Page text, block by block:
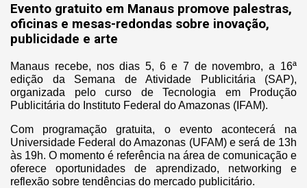
Evento gratuito em Manaus promove palestras,
oficinas e mesas-redondas sobre inovação,
publicidade e arte
Manaus recebe, nos dias 5, 6 e 7 de novembro, a 16ª
edição da Semana de Atividade Publicitária (SAP),
organizada pelo curso de Tecnologia em Produção
Publicitária do Instituto Federal do Amazonas (IFAM).
Com programação gratuita, o evento acontecerá na
Universidade Federal do Amazonas (UFAM) e será de 13h
às 19h. O momento é referência na área de comunicação e
oferece oportunidades de aprendizado, networking e
reflexão sobre tendências do mercado publicitário.